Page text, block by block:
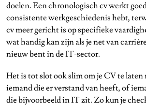
doelen. Een chronologisch cv werkt
consistente werkgeschiedenis hebt,
cv meer gericht is op specifieke
wat handig kan zijn als je net van
nieuw bent in de IT-sector.
Het is tot slot ook slim om je CV te laten
iemand die er verstand van heeft, of
die bijvoorbeeld in IT zit. Zo kun je